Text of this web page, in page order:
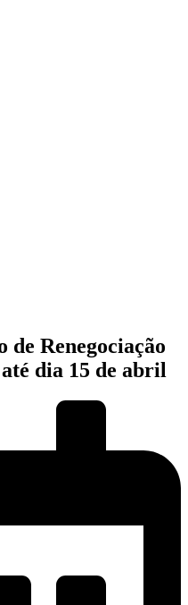
Renegociação
dia 15 de abril